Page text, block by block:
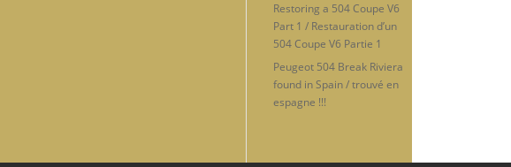
Restoring a 504 Coupe V6
Part 1 / Restauration d’un
504 Coupe V6 Partie 1
Peugeot 504 Break Riviera
found in Spain / trouvé en
espagne !!!